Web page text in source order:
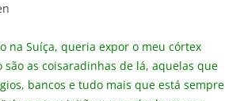
na Suíça, queria expor o meu córtex
as coisaradinhas de lá, aquelas que
bancos e tudo mais que está sempre